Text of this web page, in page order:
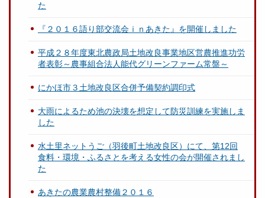
た
『２０１６語り部交流会ｉｎあきた』を開催しました
平成２８年度東北農政局土地改良事業地区営農推進功労
者表彰～農事組合法人能代グリーンファーム常盤～
にかほ市３土地改良区合併予備契約調印式
大雨によるため池の決壊を想定して防災訓練を実施しま
した
水土里ネットうご（羽後町土地改良区）にて、第12回
食料・環境・ふるさとを考える女性の会が開催されまし
た
あきたの農業農村整備２０１６